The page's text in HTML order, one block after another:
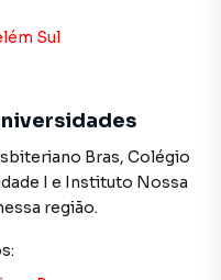
Sul
Bras, Colégio
I e Instituto Nossa
região.
: